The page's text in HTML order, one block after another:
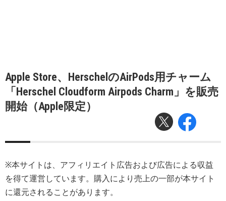
Apple Store、HerschelのAirPods用チャーム
「Herschel Cloudform Airpods Charm」を販売
開始（Apple限定）
※本サイトは、アフィリエイト広告および広告による収益
を得て運営しています。購入により売上の一部が本サイト
に還元されることがあります。